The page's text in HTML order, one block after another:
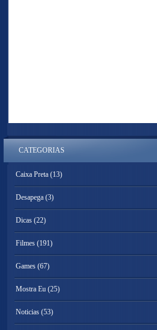
CATEGORIAS
Caixa Preta (13)
Desapega (3)
Dicas (22)
Filmes (191)
Games (67)
Mostra Eu (25)
Noticias (53)